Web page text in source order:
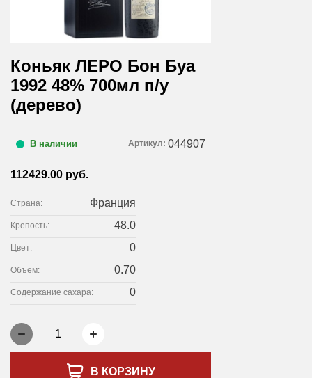
Коньяк ЛЕРО Бон Буа
1992 48% 700мл п/у
(дерево)
В наличии Артикул: 044907
112429.00 руб.
Страна: Франция
Крепость: 48.0
Цвет: 0
Объем: 0.70
Содержание сахара: 0
1
В КОРЗИНУ